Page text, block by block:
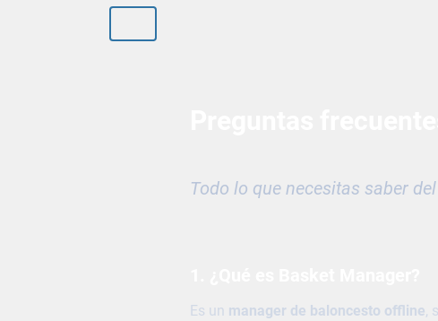
Todo lo que necesitas saber
Es un manager de baloncesto offline,